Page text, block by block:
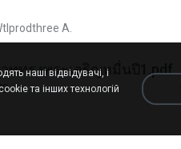
A.
ททรงพระเจริญหมื่นปี1.pdf
наші відвідувачі, і
та інших технологій